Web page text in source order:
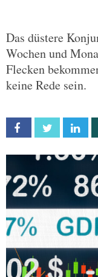
Das düstere
Wochen und
Flecken
keine Rede sein.
Facebook Twitter